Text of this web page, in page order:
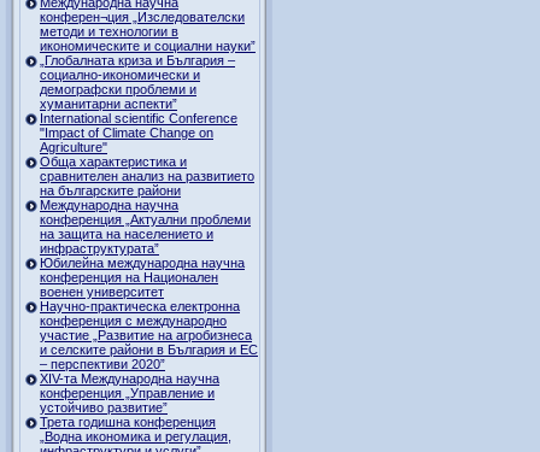
конферен¬ция „Изследователски
методи и технологии в
икономическите и социални науки”
„Глобалната криза и България –
социално-икономически и
демографски проблеми и
хуманитарни аспекти”
International scientific Conference
"Impact of Climate Change on
Agriculture"
Обща характеристика и
сравнителен анализ на развитието
на българските райони
Международна научна
конференция „Актуални проблеми
на защита на населението и
инфраструктурата”
Юбилейна международна научна
конференция на Национален
военен университет
Научно-практическа електронна
конференция с международно
участие „Развитие на агробизнеса
и селските райони в България и ЕС
– перспективи 2020”
XIV-та Международна научна
конференция „Управление и
устойчиво развитие”
Трета годишна конференция
„Водна икономика и регулация,